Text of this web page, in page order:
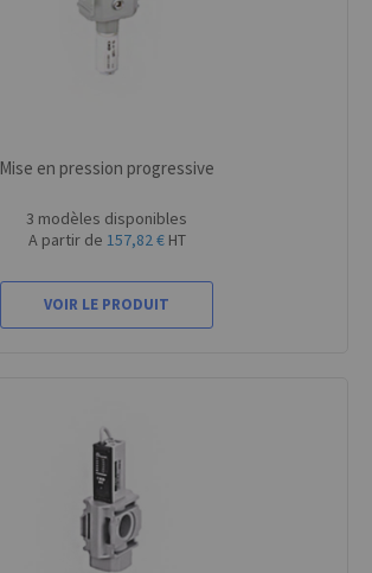
Mise en pression progressive
3 modèles disponibles
A partir de 157,82 € HT
VOIR LE PRODUIT